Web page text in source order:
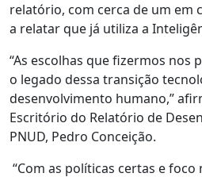
relatório, com cerca de um em
a relatar que já utiliza a
“As escolhas que fizermos nos
o legado dessa transição
desenvolvimento humano,”
Escritório do Relatório de
PNUD, Pedro Conceição.
“Com as políticas certas e foco